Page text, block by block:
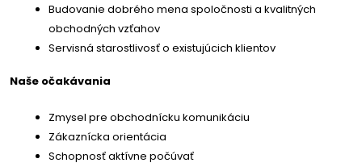
Budovanie dobrého mena spoločnosti a kvalitných
obchodných vzťahov
Servisná starostlivosť o existujúcich klientov
Naše očakávania
Zmysel pre obchodnícku komunikáciu
Zákaznícka orientácia
Schopnosť aktívne počúvať